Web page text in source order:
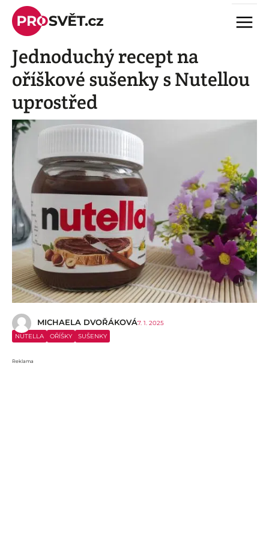
Skip
content
Menu
Jednoduchý recept na
oříškové sušenky s Nutellou
uprostřed
i
MICHAELA DVOŘÁKOVÁ7. 1. 2025
NUTELLA
OŘÍŠKY SUŠENKY
Reklama